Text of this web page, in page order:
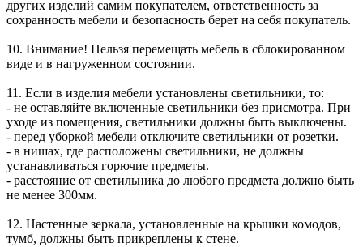
других изделий самим покупателем, ответственность за
сохранность мебели и безопасность берет на себя покупатель.
10. Внимание! Нельзя перемещать мебель в сблокированном
виде и в нагруженном состоянии.
11. Если в изделия мебели установлены светильники, то:
- не оставляйте включенные светильники без присмотра. При
уходе из помещения, светильники должны быть выключены.
- перед уборкой мебели отключите светильники от розетки.
- в нишах, где расположены светильники, не должны
устанавливаться горючие предметы.
- расстояние от светильника до любого предмета должно быть
не менее 300мм.
12. Настенные зеркала, установленные на крышки комодов,
тумб, должны быть прикреплены к стене.